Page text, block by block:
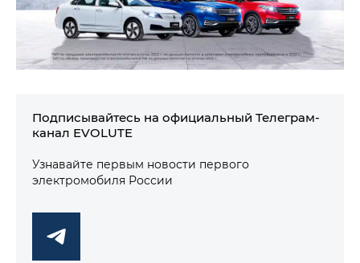
Подписывайтесь на официальный Телеграм-
канал EVOLUTE
Узнавайте первым новости первого
электромобиля России